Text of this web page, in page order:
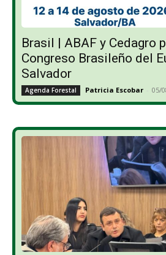
Brasil | ABAF y Cedagro
Congreso Brasileño del
Salvador
Agenda Forestal Patricia Escobar - 05/